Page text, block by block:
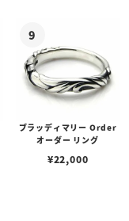
ブラッディマリー Order
オーダー リング
¥22,000